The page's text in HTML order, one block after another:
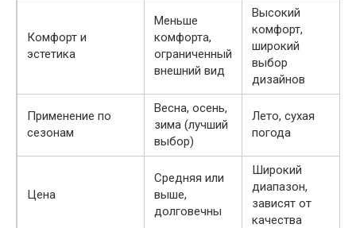
Комфорт и
эстетика
Меньше
комфорта,
ограниченный
внешний вид
Высокий
комфорт,
широкий
выбор
дизайнов
Применение по
сезонам
Весна, осень,
зима (лучший
выбор)
Лето, сухая
погода
Цена
Средняя или
выше,
долговечны
Широкий
диапазон,
зависят от
качества